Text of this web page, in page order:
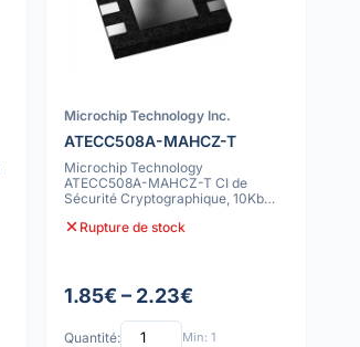
Microchip Technology Inc.
ATECC508A-MAHCZ-T
Microchip Technology
ATECC508A-MAHCZ-T CI de
Sécurité Cryptographique, 10Kb
Rupture de stock
1.85€ – 2.23€
Quantité: Min: 1